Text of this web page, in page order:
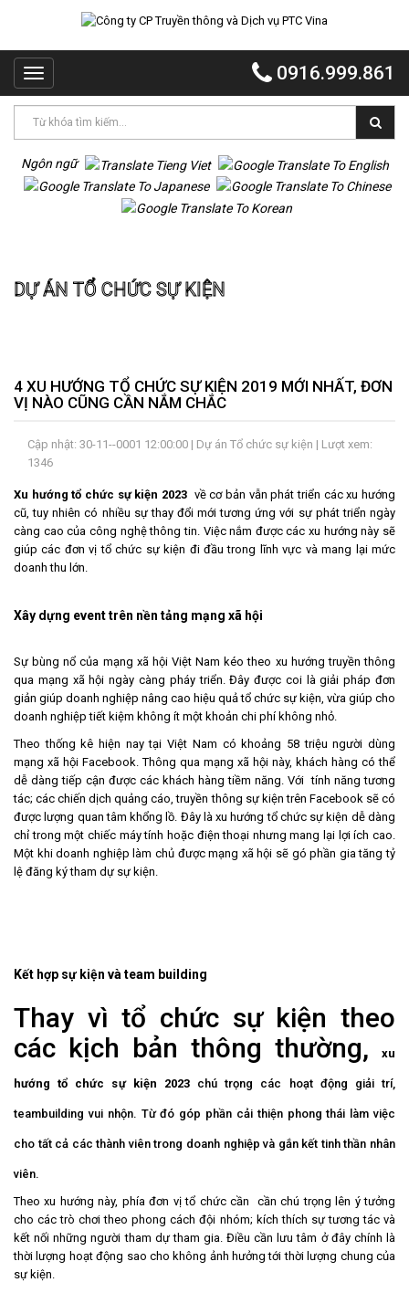
Toggle
navigation
0916.999.861
PTC
PTC
EVENT
PTC
VOI
DỰ
ÁN
HỆ
Ngôn ngữ
DỰ ÁN TỔ CHỨC SỰ KIỆN
4 XU HƯỚNG TỔ CHỨC SỰ KIỆN 2019 MỚI NHẤT, ĐƠN
VỊ NÀO CŨNG CẦN NẮM CHẮC
Cập nhật: 30-11--0001 12:00:00 | Dự án Tổ chức sự kiện | Lượt xem:
1346
Xu hướng tổ chức sự kiện 2023 về cơ bản vẫn phát triển các xu hướng
cũ, tuy nhiên có nhiều sự thay đổi mới tương ứng với sự phát triển ngày
càng cao của công nghệ thông tin. Việc nắm được các xu hướng này sẽ
giúp các đơn vị tổ chức sự kiện đi đầu trong lĩnh vực và mang lại mức
doanh thu lớn.
Xây dựng event trên nền tảng mạng xã hội
Sự bùng nổ của mạng xã hội Việt Nam kéo theo xu hướng truyền thông
qua mạng xã hội ngày càng pháy triển. Đây được coi là giải pháp đơn
giản giúp doanh nghiệp nâng cao hiệu quả tổ chức sự kiện, vừa giúp cho
doanh nghiệp tiết kiệm không ít một khoản chi phí không nhỏ.
Theo thống kê hiện nay tại Việt Nam có khoảng 58 triệu người dùng
mạng xã hội Facebook. Thông qua mạng xã hội này, khách hàng có thể
dễ dàng tiếp cận được các khách hàng tiềm năng. Với tính năng tương
tác; các chiến dịch quảng cáo, truyền thông sự kiện trên Facebook sẽ có
được lượng quan tâm khổng lồ. Đây là xu hướng tổ chức sự kiện dễ dàng
chỉ trong một chiếc máy tính hoặc điện thoại nhưng mang lại lợi ích cao.
Một khi doanh nghiệp làm chủ được mạng xã hội sẽ gó phần gia tăng tỷ
lệ đăng ký tham dự sự kiện.
Kết hợp sự kiện và team building
Thay vì tổ chức sự kiện theo
các kịch bản thông thường,
xu
hướng tổ chức sự kiện 2023chú trọng các hoạt động giải trí,
teambuilding vui nhộn. Từ đó góp phần cải thiện phong thái làm việc
cho tất cả các thành viên trong doanh nghiệp và gắn kết tinh thần nhân
viên.
Theo xu hướng này, phía đơn vị tổ chức cần cần chú trọng lên ý tưởng
cho các trò chơi theo phong cách đội nhóm; kích thích sự tương tác và
kết nối những người tham dự tham gia. Điều cần lưu tâm ở đây chính là
thời lượng hoạt động sao cho không ảnh hưởng tới thời lượng chung của
sự kiện.